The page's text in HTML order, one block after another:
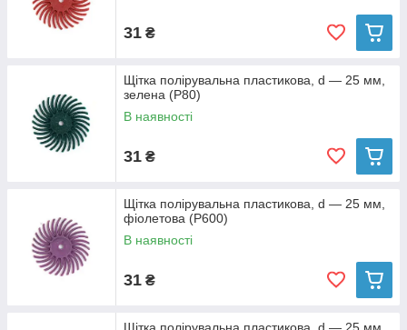
31 ₴
Щітка полірувальна пластикова, d — 25 мм,
зелена (P80)
В наявності
31 ₴
Щітка полірувальна пластикова, d — 25 мм,
фіолетова (P600)
В наявності
31 ₴